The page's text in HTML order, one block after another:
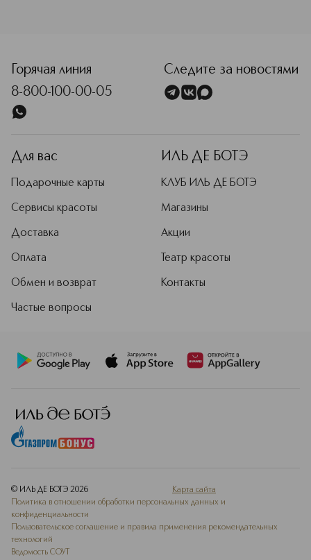
Горячая линия
8-800-100-00-05
Следите за новостями
Для вас
Подарочные карты
Сервисы красоты
Доставка
Оплата
Обмен и возврат
Частые вопросы
ИЛЬ ДЕ БОТЭ
КЛУБ ИЛЬ ДЕ БОТЭ
Магазины
Акции
Театр красоты
Контакты
© ИЛЬ ДЕ БОТЭ 2026
Карта сайта
Политика в отношении обработки персональных данных и
конфиденциальности
Пользовательское соглашение и правила применения рекомендательных
технологий
Ведомость СОУТ